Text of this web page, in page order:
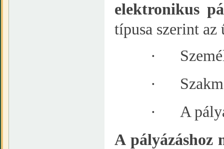
elektronikus
típusa szerint
·
·
·
A
A pályázáshoz